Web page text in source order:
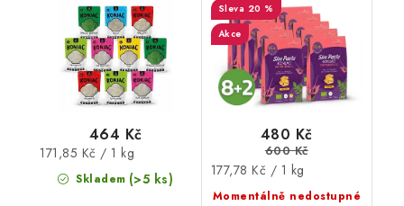
Skladem (>5 ks)
464 Kč
Měrná
cena:
171,85 Kč / 1 kg
v nálevu 8+2 zdarma
20 %
Akce
Momentálně nedostupné
480 Kč
600 Kč
Měrná
cena:
177,78 Kč / 1 kg